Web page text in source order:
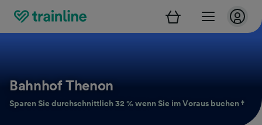
Bahnhof Thenon
Sparen Sie durchschnittlich 32 % wenn Sie im Voraus buchen †